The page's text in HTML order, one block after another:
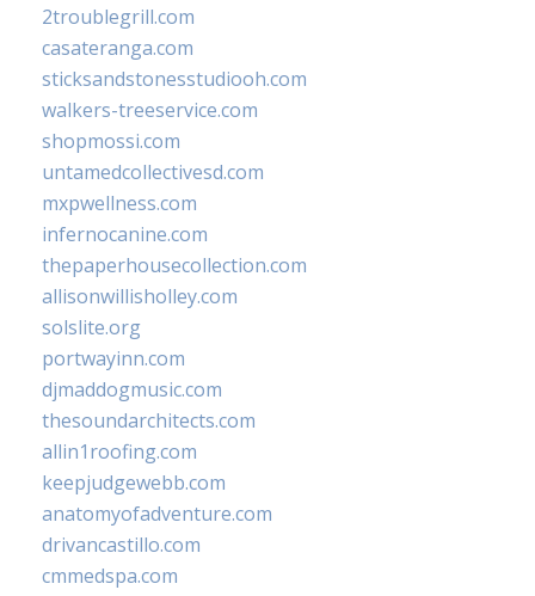
2troublegrill.com
casateranga.com
sticksandstonesstudiooh.com
walkers-treeservice.com
shopmossi.com
untamedcollectivesd.com
mxpwellness.com
infernocanine.com
thepaperhousecollection.com
allisonwillisholley.com
solslite.org
portwayinn.com
djmaddogmusic.com
thesoundarchitects.com
allin1roofing.com
keepjudgewebb.com
anatomyofadventure.com
drivancastillo.com
cmmedspa.com